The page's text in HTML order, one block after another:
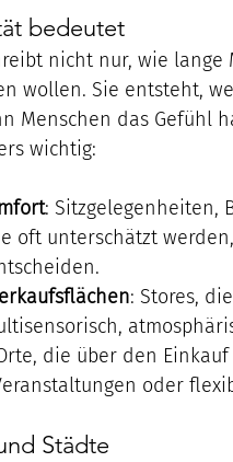
bedeutet
nicht nur, wie lange
wollen. Sie entsteht,
Menschen das Gefühl
wichtig:
: Sitzgelegenheiten,
oft unterschätzt
: Stores,
die über den
oder
Städte